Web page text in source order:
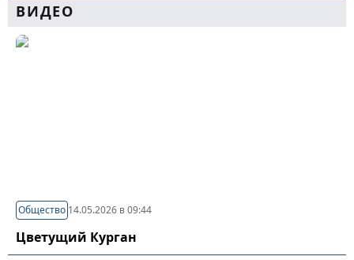
ВИДЕО
Общество 14.05.2026 в 09:44
Цветущий Курган